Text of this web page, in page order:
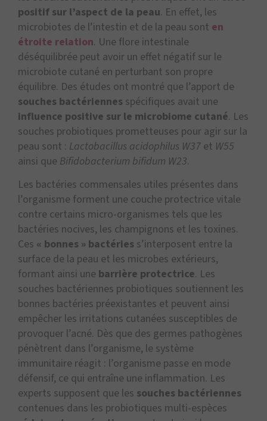
positif sur l’aspect de la peau. En effet, les
microbiotes de l’intestin et de la peau sont en
étroite relation. Une flore intestinale
déséquilibrée peut avoir un effet négatif sur le
microbiote cutané en perturbant son propre
équilibre. Des études ont montré que l’apport de
souches bactériennes spécifiques avait une
influence positive sur le microbiome cutané. Les
souches probiotiques prometteuses pour agir sur la
peau sont : Lactobacillus acidophilus W37 et W55
ainsi que Bifidobacterium bifidum W23.
Les bactéries commensales utiles présentes dans
l’organisme forment une couche protectrice vitale
contre certains micro-organismes tels que les
bactéries nocives, les champignons et les toxines.
Ces « bonnes » bactéries s’interposent entre la
surface de la peau et les microbes extérieurs,
formant ainsi une barrière protectrice. Les
souches bactériennes probiotiques soutiennent les
bonnes bactéries préexistantes et peuvent ainsi
empêcher les irritations cutanées susceptibles de
provoquer l’acné. Dès que des germes pathogènes
pénètrent dans l’organisme, le système
immunitaire réagit : l’organisme passe en mode
défensif, ce qui entraîne une inflammation. Les
experts supposent que les souches bactériennes
contenues dans les probiotiques multi-espèces